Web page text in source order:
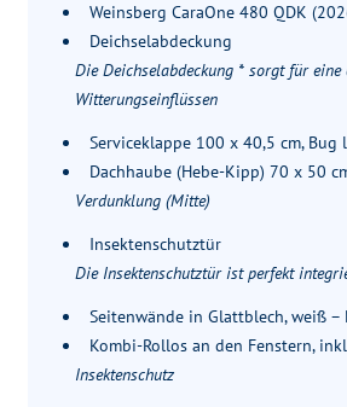
Weinsberg CaraOne 480 QDK
Deichselabdeckung
Die Deichselabdeckung * sorgt für
Witterungseinflüssen
Serviceklappe 100 x 40,5 cm, Bug
Dachhaube (Hebe-Kipp) 70 x 50
Verdunklung (Mitte)
Insektenschutztür
Die Insektenschutztür ist perfekt
Seitenwände in Glattblech, weiß –
Kombi-Rollos an den Fenstern,
Insektenschutz